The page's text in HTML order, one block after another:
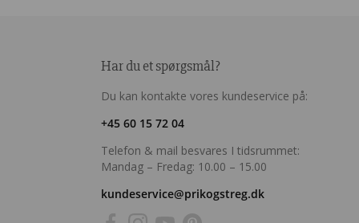
Har du et spørgsmål?
Du kan kontakte vores kundeservice på:
+45 60 15 72 04
Telefon & mail besvares I tidsrummet:
Mandag – Fredag: 10.00 – 15.00
kundeservice@prikogstreg.dk